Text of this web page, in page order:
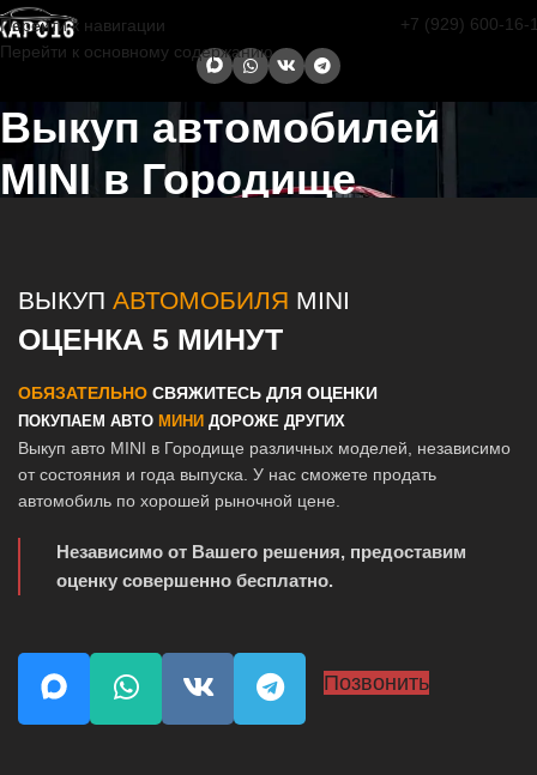
Перейти к навигации
Перейти к основному содержанию
+7 (929) 600-16-
Выкуп автомобилей
MINI в Городище
ВЫКУП АВТОМОБИЛЯ MINI
ОЦЕНКА 5 МИНУТ
ОБЯЗАТЕЛЬНО СВЯЖИТЕСЬ ДЛЯ ОЦЕНКИ
ПОКУПАЕМ АВТО МИНИ ДОРОЖЕ ДРУГИХ
Выкуп авто MINI в Городище различных моделей, независимо
от состояния и года выпуска. У нас сможете продать
автомобиль по хорошей рыночной цене.
Независимо от Вашего решения, предоставим
оценку совершенно бесплатно.
Позвонить